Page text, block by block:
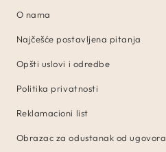
O nama
Najčešće postavljena pitanja
Opšti uslovi i odredbe
Politika privatnosti
Reklamacioni list
Obrazac za odustanak od ugovora